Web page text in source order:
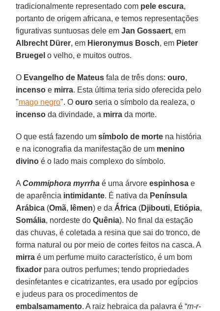
tradicionalmente representado com pele escura,
portanto de origem africana, e temos representações
figurativas suntuosas dele emJan Gossaert, em
Albrecht Dürer, em Hieronymus Bosch, em Pieter
Bruegel o velho, e muitos outros.
O Evangelho de Mateus fala de três dons:ouro,
incenso e mirra. Esta última teria sido oferecida pelo
"mago negro". Oouro seria o símbolo da realeza, o
incenso da divindade, a mirra da morte.
O que está fazendo umsímbolo de morte na história
e na iconografia da manifestação de um menino
divino é o lado mais complexo do símbolo.
ACommiphora myrrha é uma árvoreespinhosa e
de aparência intimidante. É nativa da Península
Arábica (Omã, Iêmen) e da África (Djibouti, Etiópia,
Somália, nordeste doQuênia). No final da estação
das chuvas, é coletada a resina que sai do tronco, de
forma natural ou por meio de cortes feitos na casca. A
mirra é um perfume muito característico, é um bom
fixador para outros perfumes; tendo propriedades
desinfetantes e cicatrizantes, era usado por egípcios
e judeus para os procedimentos de
embalsamamento. A raiz hebraica da palavra é “m-r-